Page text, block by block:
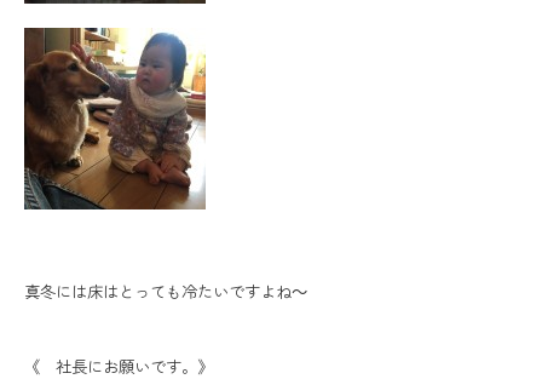
真冬には床はとっても冷たいですよね～
《 社長にお願いです。》